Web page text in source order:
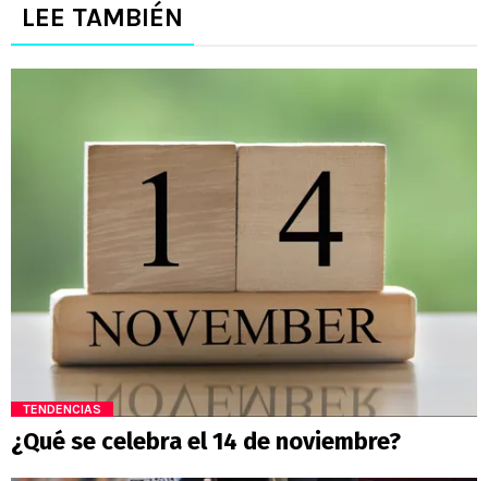
LEE TAMBIÉN
TENDENCIAS
¿Qué se celebra el 14 de noviembre?